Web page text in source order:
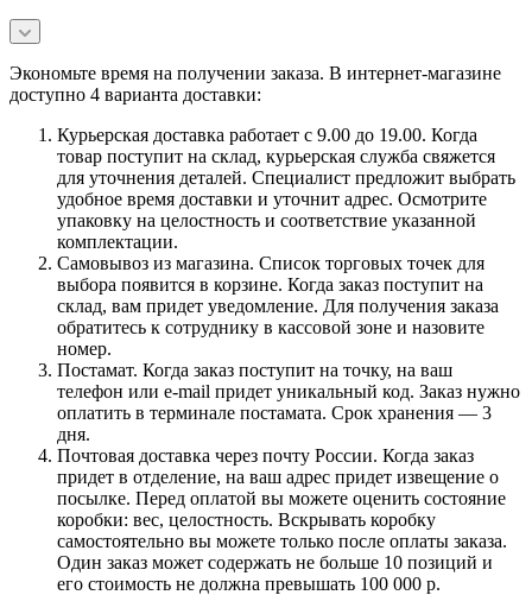
Экономьте время на получении заказа. В интернет-магазине
доступно 4 варианта доставки:
Курьерская доставка работает с 9.00 до 19.00. Когда
товар поступит на склад, курьерская служба свяжется
для уточнения деталей. Специалист предложит выбрать
удобное время доставки и уточнит адрес. Осмотрите
упаковку на целостность и соответствие указанной
комплектации.
Самовывоз из магазина. Список торговых точек для
выбора появится в корзине. Когда заказ поступит на
склад, вам придет уведомление. Для получения заказа
обратитесь к сотруднику в кассовой зоне и назовите
номер.
Постамат. Когда заказ поступит на точку, на ваш
телефон или e-mail придет уникальный код. Заказ нужно
оплатить в терминале постамата. Срок хранения — 3
дня.
Почтовая доставка через почту России. Когда заказ
придет в отделение, на ваш адрес придет извещение о
посылке. Перед оплатой вы можете оценить состояние
коробки: вес, целостность. Вскрывать коробку
самостоятельно вы можете только после оплаты заказа.
Один заказ может содержать не больше 10 позиций и
его стоимость не должна превышать 100 000 р.